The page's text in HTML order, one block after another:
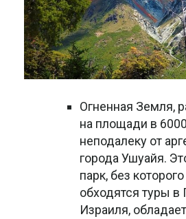
Огненная Земля,
на площади в
неподалеку от
города Ушуайя.
парк, без
обходятся туры в
Израиля,